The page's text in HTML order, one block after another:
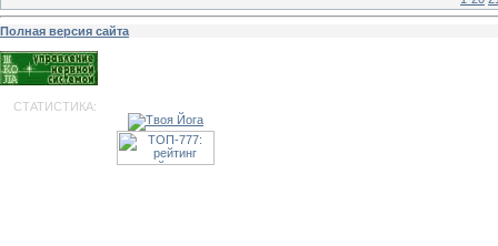
Полная версия сайта
СТАТИСТИКА: